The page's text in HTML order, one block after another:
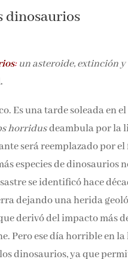
dinosaurios
:un asteroide, extinción y
Es una tarde soleada en
horridusdeambula por la
será reemplazado por el
especies de dinosaurios
se identificó hace
dejando una herida
derivó del impacto más
Pero ese día horrible en
dinosaurios, ya que